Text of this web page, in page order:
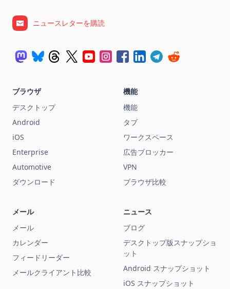
ニュースレターを購読
ブラウザ
デスクトップ
Android
iOS
Enterprise
Automotive
ダウンロード
機能
機能
タブ
ワークスペース
広告ブロッカー
VPN
ブラウザ比較
メール
メール
カレンダー
フィードリーダー
メールクライアント比較
ニュース
ブログ
デスクトップ版スナップショ
ット
Android スナップショット
iOS スナップショット